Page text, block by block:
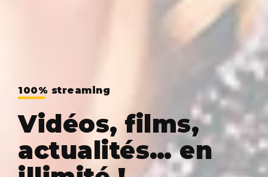
100% streaming
Vidéos, films,
actualités… en